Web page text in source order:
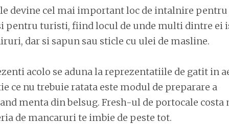
devine cel mai important loc de intalnire
pentru turisti, fiind locul de unde multi dintre ei
dar si sapun sau sticle cu ulei de masline.
acolo se aduna la reprezentatiile de gatit in
ce nu trebuie ratata este modul de preparare a
menta din belsug. Fresh-ul de portocale costa
de mancaruri te imbie de peste tot.